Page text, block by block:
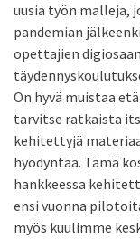
uusia työn malleja,
pandemian
opettajien
On hyvä muistaa
tarvitse ratkaista
kehitettyjä
hyödyntää. Tämä
hankkeessa
ensi vuonna
myös kuulimme